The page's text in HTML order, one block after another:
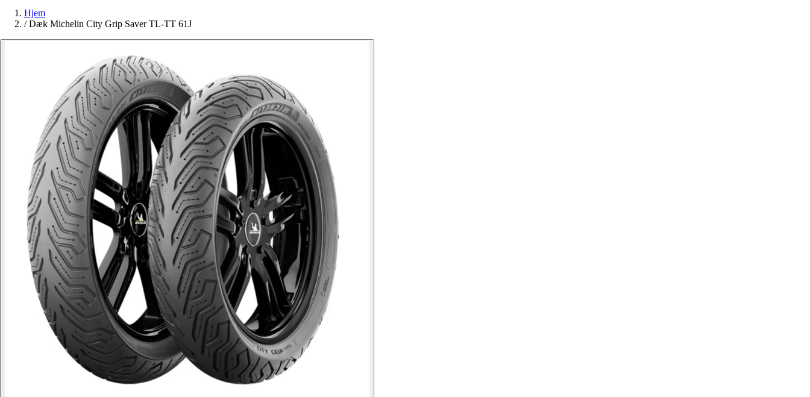
Hjem
/ Dæk Michelin City Grip Saver TL-TT 61J